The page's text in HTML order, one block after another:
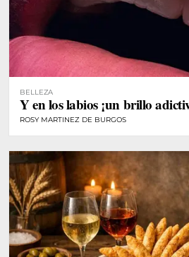
BELLEZA
Y en los labios ¡un brillo
ROSY MARTINEZ DE BURGOS